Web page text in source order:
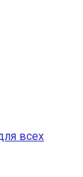
всех